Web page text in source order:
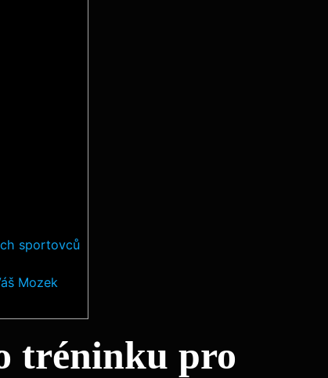
sportovců
Mozek
tréninku pro